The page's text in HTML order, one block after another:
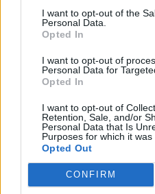
I want to opt-out of the
Personal Data.
Opted In
I want to opt-out of
Personal Data for
Opted In
I want to opt-out of
Retention, Sale, and/or
Personal Data that Is
Purposes for which it was
Opted Out
CONFIRM